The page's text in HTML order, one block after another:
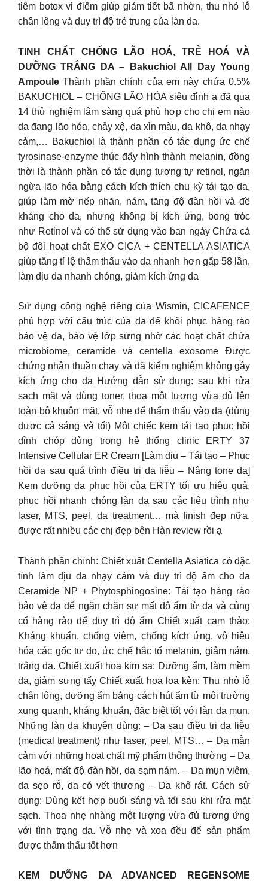
tiêm botox vi điểm giúp giảm tiết bã nhờn, thu nhỏ lỗ
chân lông và duy trì độ trẻ trung của làn da.
TINH CHẤT CHỐNG LÃO HOÁ, TRẺ HOÁ VÀ
DƯỠNG TRẮNG DA – Bakuchiol All Day Young
Ampoule Thành phần chính của em này chứa 0.5%
BAKUCHIOL – CHỐNG LÃO HÓA siêu đỉnh ạ đã qua
14 thử nghiệm lâm sàng quá phù hợp cho chị em nào
da đang lão hóa, chảy xệ, da xỉn màu, da khô, da nhạy
cảm,… Bakuchiol là thành phần có tác dụng ức chế
tyrosinase-enzyme thúc đẩy hình thành melanin, đồng
thời là thành phần có tác dụng tương tự retinol, ngăn
ngừa lão hóa bằng cách kích thích chu kỳ tái tạo da,
giúp làm mờ nếp nhăn, nám, tăng độ đàn hồi và đề
kháng cho da, nhưng không bị kích ứng, bong tróc
như Retinol và có thể sử dụng vào ban ngày Chứa cả
bộ đôi hoạt chất EXO CICA + CENTELLA ASIATICA
giúp tăng tỉ lệ thẩm thấu vào da nhanh hơn gấp 58 lần,
làm dịu da nhanh chóng, giảm kích ứng da
Sử dụng công nghệ riêng của Wismin, CICAFENCE
phù hợp với cấu trúc của da để khôi phục hàng rào
bảo vệ da, bảo vệ lớp sừng nhờ các hoạt chất chứa
microbiome, ceramide và centella exosome Được
chứng nhận thuần chay và đã kiểm nghiệm không gây
kích ứng cho da Hướng dẫn sử dụng: sau khi rửa
sạch mặt và dùng toner, thoa một lượng vừa đủ lên
toàn bộ khuôn mặt, vỗ nhẹ để thẩm thấu vào da (dùng
được cả sáng và tối) Một chiếc kem tái tạo phục hồi
đỉnh chóp dùng trong hệ thống clinic ERTY 37
Intensive Cellular ER Cream [Làm dịu – Tái tạo – Phục
hồi da sau quá trình điều trị da liễu – Nâng tone da]
Kem dưỡng da phục hồi của ERTY tối ưu hiệu quả,
phục hồi nhanh chóng làn da sau các liệu trình như
laser, MTS, peel, da treatment… mà finish đẹp nữa,
được rất nhiều các chị đẹp bên Hàn review rồi ạ
Thành phần chính: Chiết xuất Centella Asiatica có đặc
tính làm dịu da nhạy cảm và duy trì độ ẩm cho da
Ceramide NP + Phytosphingosine: Tái tạo hàng rào
bảo vệ da để ngăn chặn sự mất độ ẩm từ da và củng
cố hàng rào để duy trì độ ẩm Chiết xuất cam thảo:
Kháng khuẩn, chống viêm, chống kích ứng, vô hiệu
hóa các gốc tự do, ức chế hắc tố melanin, giảm nám,
trắng da. Chiết xuất hoa kim sa: Dưỡng ẩm, làm mềm
da, giảm sưng tấy Chiết xuất hoa loa kèn: Thu nhỏ lỗ
chân lông, dưỡng ẩm bằng cách hút ẩm từ môi trường
xung quanh, kháng khuẩn, đặc biệt tốt với làn da mụn.
Những làn da khuyên dùng: – Da sau điều trị da liễu
(medical treatment) như laser, peel, MTS… – Da mẫn
cảm với những hoạt chất mỹ phẩm thông thường – Da
lão hoá, mất độ đàn hồi, da sạm nám. – Da mụn viêm,
da sẹo rỗ, da có vết thương – Da khô rát. Cách sử
dụng: Dùng kết hợp buổi sáng và tối sau khi rửa mặt
sạch. Thoa nhẹ nhàng một lượng vừa đủ tương ứng
với tình trạng da. Vỗ nhẹ và xoa đều để sản phẩm
được thẩm thấu tốt hơn
KEM DƯỠNG DA ADVANCED REGENSOME